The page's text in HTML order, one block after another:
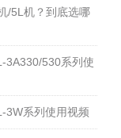
/5L机？到底选哪
3A330/530系列使
3W系列使用视频